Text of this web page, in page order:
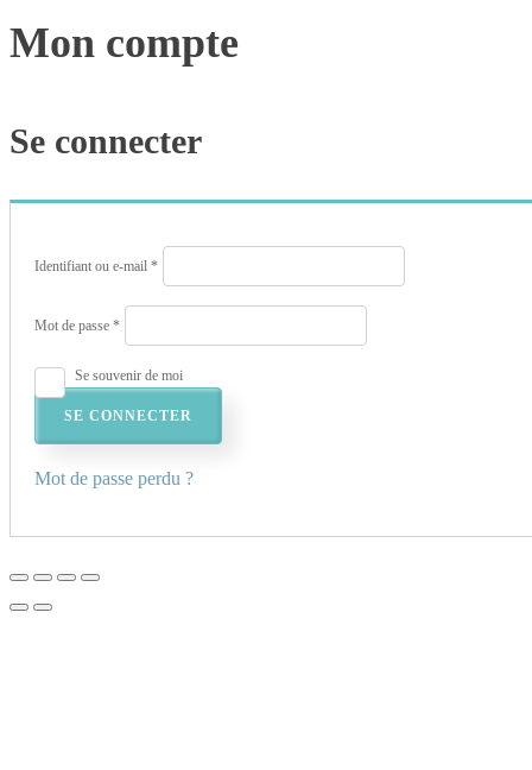
Mon compte
Se connecter
Identifiant ou e-mail *
Obligatoire
Mot de passe *
Obligatoire
Se souvenir de moi
SE CONNECTER
Mot de passe perdu ?